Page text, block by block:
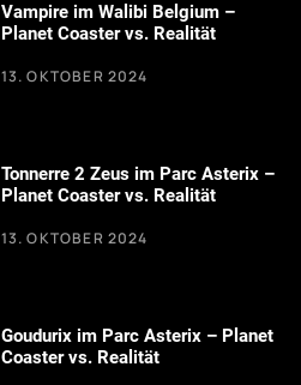
Vampire im Walibi Belgium –
Planet Coaster vs. Realität
13. OKTOBER 2024
Tonnerre 2 Zeus im Parc Asterix –
Planet Coaster vs. Realität
13. OKTOBER 2024
Goudurix im Parc Asterix – Planet
Coaster vs. Realität